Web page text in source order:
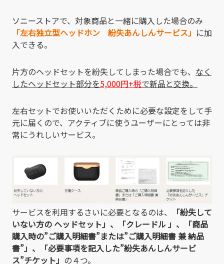
ソニーストアで、対象商品と一緒に購入した場合のみ
「左右独立型ヘッドホン 紛失あんしんサービス」 に加
入できる。
片方のヘッドセットを紛失してしまった場合でも、 なく
したヘッドセット部分を5,000円+税で新品と交換。
左右セットでお使いいただくために必要な設定をして手
元に届くので、アクティブに使うユーザーにとっては非
常にうれしいサービス。
サービスを利用するさいに必要となるのは、
「紛失して
いない方の ヘッドセット」、「クレードル 」、「商品
購入時の”ご購入明細書”または”ご購入明細書 兼 納品
書”」、「必要事項を記入した”紛失あんしんサービ
ス”チケット」 の４つ。